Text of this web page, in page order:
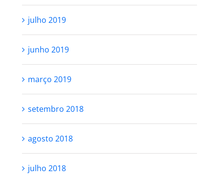
julho 2019
junho 2019
março 2019
setembro 2018
agosto 2018
julho 2018